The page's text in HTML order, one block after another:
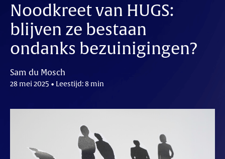
Noodkreet van HUGS:
blijven ze bestaan
ondanks bezuinigingen?
Sam du Mosch
28 mei 2025 • Leestijd: 8 min